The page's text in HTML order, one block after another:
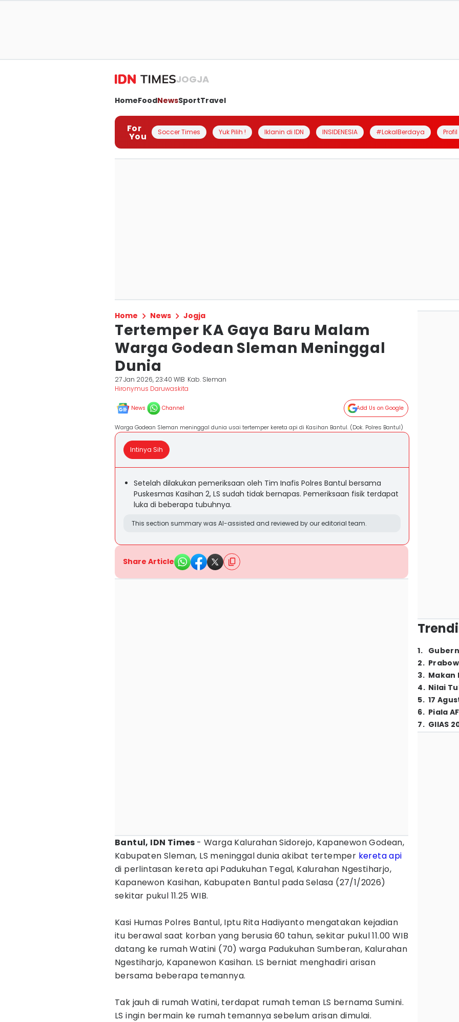
JOGJA
HomeFoodNewsSportTravel
For
You Soccer Times Yuk Pilih ! Iklanin di IDN INSIDENESIA #LokalBerdaya
Home News Jogja
Tertemper KA Gaya Baru Malam
Warga Godean Sleman Meninggal
Dunia
27 Jan 2026, 23:40 WIB Kab. Sleman
Hironymus Daruwaskita
News Channel Add Us on Google
Warga Godean Sleman meninggal dunia usai tertemper kereta api di Kasihan Bantul. (Dok. Polres Bantul)
Intinya Sih
Setelah dilakukan pemeriksaan oleh Tim Inafis Polres Bantul bersama
Puskesmas Kasihan 2, LS sudah tidak bernapas. Pemeriksaan fisik terdapat
luka di beberapa tubuhnya.
This section summary was AI-assisted and reviewed by our editorial team.
Share Article
Bantul, IDN Times - Warga Kalurahan Sidorejo, Kapanewon Godean,
Kabupaten Sleman, LS meninggal dunia akibat tertemper kereta api
di perlintasan kereta api Padukuhan Tegal, Kalurahan Ngestiharjo,
Kapanewon Kasihan, Kabupaten Bantul pada Selasa (27/1/2026)
sekitar pukul 11.25 WIB.
‎Kasi Humas Polres Bantul, Iptu Rita Hadiyanto mengatakan kejadian
itu berawal saat korban yang berusia 60 tahun, sekitar pukul 11.00 WIB
datang ke rumah Watini (70) warga Padukuhan Sumberan, Kalurahan
Ngestiharjo, Kapanewon Kasihan. LS berniat menghadiri arisan
bersama beberapa temannya.
‎Tak jauh di rumah Watini, terdapat rumah teman LS bernama Sumini.
LS ingin bermain ke rumah temannya sebelum arisan dimulai.
1.
2.
3. Makan
4. Nilai
5. 17
6. Piala
7. GIIAS